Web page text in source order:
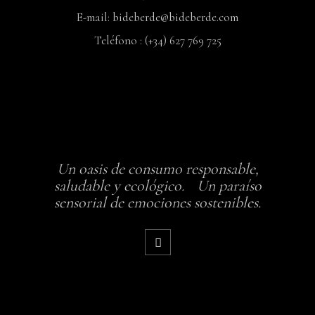
E-mail: bideberde@bideberde.com
Teléfono : (+34) 627 769 725
Un oasis de consumo responsable,
saludable y ecológico. Un paraíso
sensorial de emociones sostenibles.